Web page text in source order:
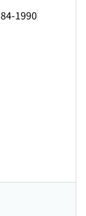
1990